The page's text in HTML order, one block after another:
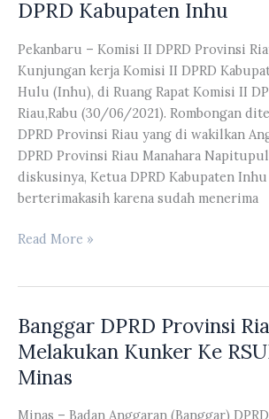
TAPD
Provinsi
Riau
DPRD Kabupaten Inhu
Pekanbaru – Komisi II DPRD Provinsi
Kunjungan kerja Komisi II DPRD
Hulu (Inhu), di Ruang Rapat Komisi II
Riau,Rabu (30/06/2021). Rombongan
DPRD Provinsi Riau yang di wakilkan
DPRD Provinsi Riau Manahara
diskusinya, Ketua DPRD Kabupaten
berterimakasih karena sudah menerima
Komisi
Riau
Menerima
Kerja
Komisi
Read More »
Banggar DPRD Provinsi
Melakukan Kunker Ke
Minas
Minas – Badan Anggaran (Banggar)